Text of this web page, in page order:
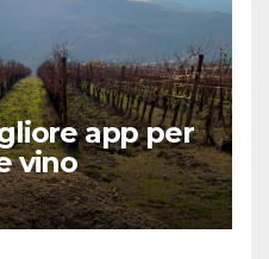
app per
vino